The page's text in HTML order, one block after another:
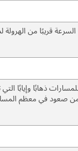
قريبًا من
ذهابًا وإيابًا
من صعود في معظم